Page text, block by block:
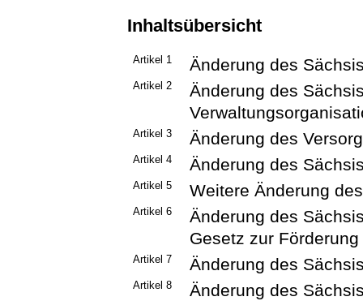
Inhaltsübersicht
Artikel 1 Änderung des
Artikel 2
Änderung des
Artikel 3 Änderung des
Artikel 4 Änderung des
Artikel 5 Weitere Änderung
Artikel 6
Änderung des
Gesetz zur
Artikel 7 Änderung des
Artikel 8 Änderung des